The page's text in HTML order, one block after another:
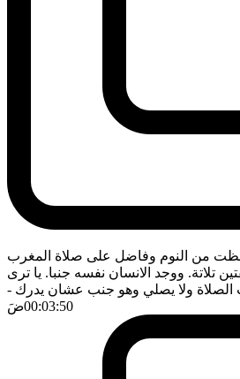
من النوم وفاضل على صلاة المغرب
تلاتة. ووجد الانسان نفسه جنبا. يا ترى
الصلاة ولا يصلي وهو جنب عشان يدرك -
00:03:50ضَ